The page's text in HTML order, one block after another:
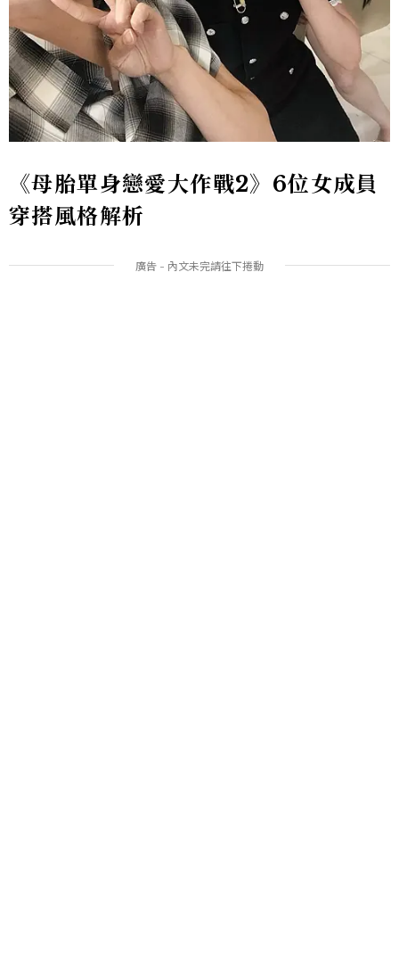
《母胎單身戀愛大作戰2》6位女成員
穿搭風格解析